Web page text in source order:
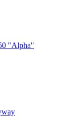
"Alpha"